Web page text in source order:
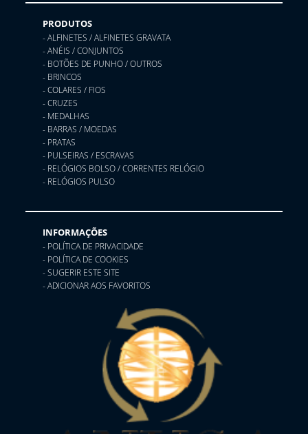
PRODUTOS
- ALFINETES / ALFINETES GRAVATA
- ANÉIS / CONJUNTOS
- BOTÕES DE PUNHO / OUTROS
- BRINCOS
- COLARES / FIOS
- CRUZES
- MEDALHAS
- BARRAS / MOEDAS
- PRATAS
- PULSEIRAS / ESCRAVAS
- RELÓGIOS BOLSO / CORRENTES RELÓGIO
- RELÓGIOS PULSO
INFORMAÇÕES
- POLÍTICA DE PRIVACIDADE
- POLÍTICA DE COOKIES
- SUGERIR ESTE SITE
- ADICIONAR AOS FAVORITOS